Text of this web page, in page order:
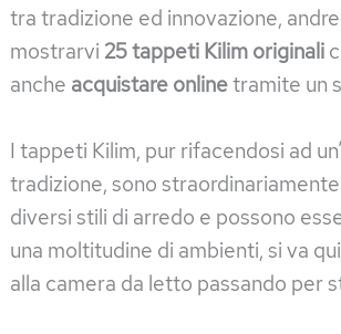
tra tradizione ed innovazione,
mostrarvi 25 tappeti Kilim originali
anche acquistare onlinetramite un
I tappeti Kilim, pur rifacendosi ad
tradizione, sono
diversi stili di arredo e possono
una moltitudine di ambienti, si va
alla camera da letto passando per